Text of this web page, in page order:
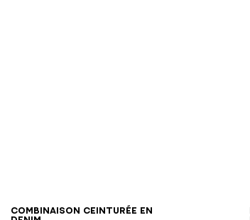
Combinaison ceinturée en
3436384042 4446